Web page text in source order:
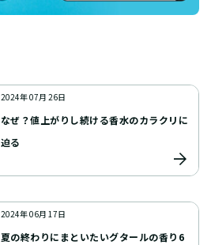
2024年 07月 26日
なぜ？値上がりし続ける香水のカラクリに
迫る
2024年 06月 17日
夏の終わりにまといたいグタールの香り6